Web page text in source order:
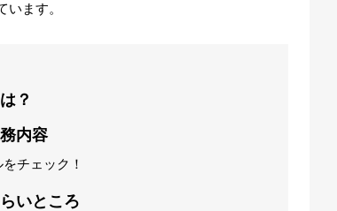
ます。
？
内容
チェック！
いところ